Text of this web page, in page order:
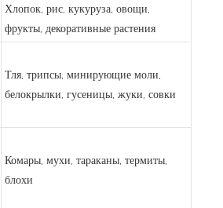
Хлопок, рис, кукуруза, овощи,
фрукты, декоративные растения
Тля, трипсы, минирующие моли,
белокрылки, гусеницы, жуки, совки
Комары, мухи, тараканы, термиты,
блохи